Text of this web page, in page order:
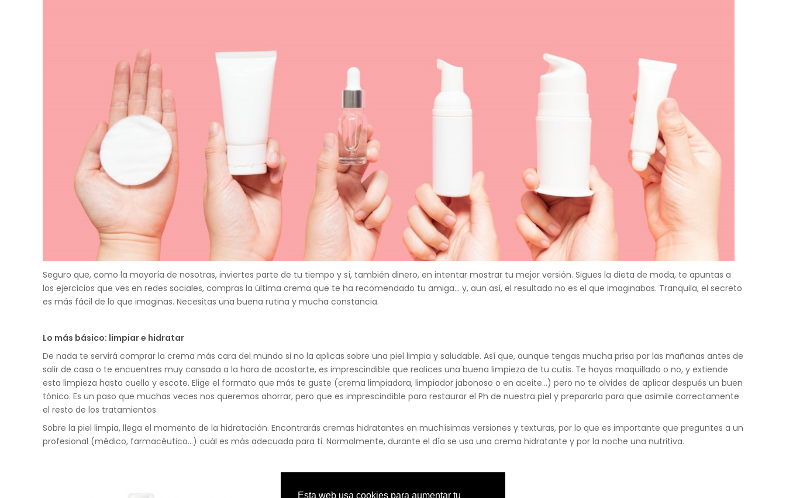
Seguro que, como la mayoría de nosotras, inviertes parte de tu tiempo y sí, también dinero, en intentar mostrar tu mejor versión. Sigues la dieta de moda, te apuntas a
los ejercicios que ves en redes sociales, compras la última crema que te ha recomendado tu amiga… y, aun así, el resultado no es el que imaginabas. Tranquila, el secreto
es más fácil de lo que imaginas. Necesitas una buena rutina y mucha constancia.
Lo más básico: limpiar e hidratar
De nada te servirá comprar la crema más cara del mundo si no la aplicas sobre una piel limpia y saludable. Así que, aunque tengas mucha prisa por las mañanas antes de
salir de casa o te encuentres muy cansada a la hora de acostarte, es imprescindible que realices una buena limpieza de tu cutis. Te hayas maquillado o no, y extiende
esta limpieza hasta cuello y escote. Elige el formato que más te guste (crema limpiadora, limpiador jabonoso o en aceite…) pero no te olvides de aplicar después un buen
tónico. Es un paso que muchas veces nos queremos ahorrar, pero que es imprescindible para restaurar el Ph de nuestra piel y prepararla para que asimile correctamente
el resto de los tratamientos.
Sobre la piel limpia, llega el momento de la hidratación. Encontrarás cremas hidratantes en muchísimas versiones y texturas, por lo que es importante que preguntes a un
profesional (médico, farmacéutico…) cuál es más adecuada para ti. Normalmente, durante el día se usa una crema hidratante y por la noche una nutritiva.